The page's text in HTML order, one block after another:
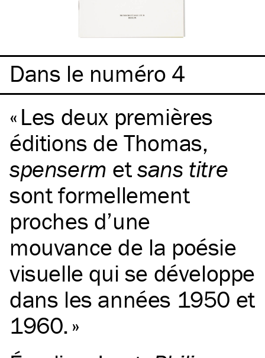
Dans le numéro 4
Les deux premières
éditions de Thomas,
spenserm etsans titre
sont formellement
proches d’une
mouvance de la poésie
visuelle qui se développe
dans les années 1950 et
1960.